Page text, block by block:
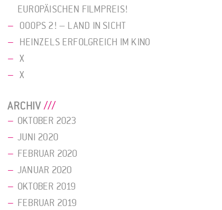
EUROPÄISCHEN FILMPREIS!
OOOPS 2! – LAND IN SICHT
HEINZELS ERFOLGREICH IM KINO
X
X
ARCHIV
OKTOBER 2023
JUNI 2020
FEBRUAR 2020
JANUAR 2020
OKTOBER 2019
FEBRUAR 2019